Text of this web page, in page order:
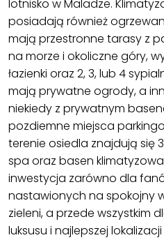
lotnisko w Maladze.
posiadają również
mają przestronne tarasy z
na morze i okoliczne góry,
łazienki oraz 2, 3, lub 4
mają prywatne ogrody, a
niekiedy z prywatnym
pozdiemne miejsca
terenie osiedla znajdują się
spa oraz basen
inwestycja zarówno dla
nastawionych na spokojny
zieleni, a przede wszystkim
luksusu i najlepszej